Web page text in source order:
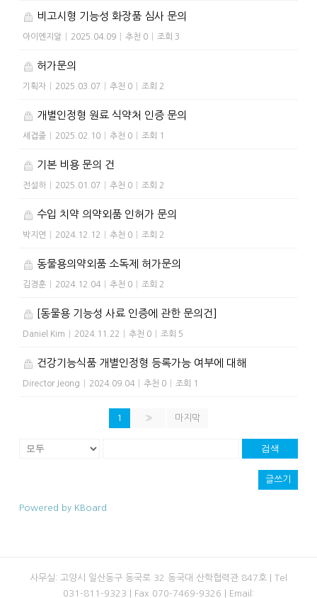
비고시형 기능성 화장품 심사 문의
아이엔지알 2025.04.09 추천 0 조회 3
허가문의
기획자 2025.03.07 추천 0 조회 2
개별인정형 원료 식약처 인증 문의
세겹줄 2025.02.10 추천 0 조회 1
기본 비용 문의 건
전설하 2025.01.07 추천 0 조회 2
수입 치약 의약외품 인허가 문의
박지연 2024.12.12 추천 0 조회 2
동물용의약외품 소독제 허가문의
김경훈 2024.12.04 추천 0 조회 2
[동물용 기능성 사료 인증에 관한 문의건]
Daniel Kim 2024.11.22 추천 0 조회 5
건강기능식품 개별인정형 등록가능 여부에 대해
Director Jeong 2024.09.04 추천 0 조회 1
1 » 마지막
검색
글쓰기
Powered by KBoard
사무실: 고양시 일산동구 동국로 32 동국대 산학협력관 847호 | Tel
031-811-9323 | Fax 070-7469-9326 | Email: